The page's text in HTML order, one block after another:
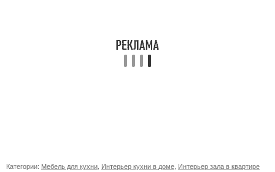
Категории: Мебель для кухни Интерьер кухни в доме Интерьер зала в квартире